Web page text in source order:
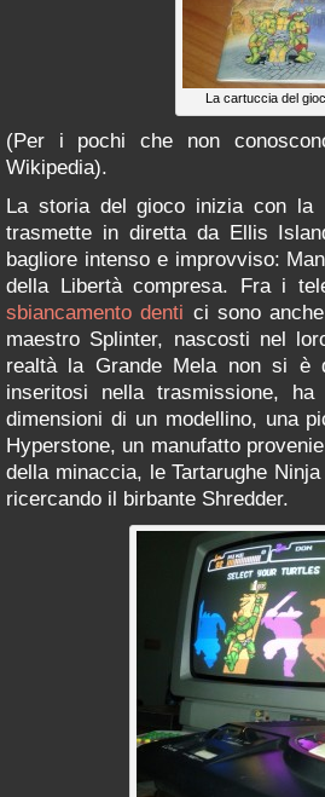
La cartuccia del
(Per i pochi che non
Wikipedia).
La storia del gioco inizia con la
trasmette in diretta da Ellis
bagliore intenso e improvviso:
della Libertà compresa. Fra i
sbiancamento denti ci sono
maestro Splinter, nascosti nel
realtà la Grande Mela non si è
inseritosi nella trasmissione,
dimensioni di un modellino, una
Hyperstone, un manufatto
della minaccia, le Tartarughe
ricercando il birbante Shredder.